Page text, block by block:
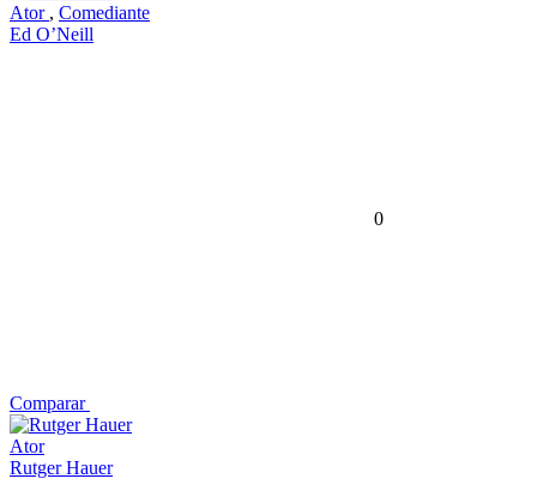
Ator , Comediante
Ed O’Neill
0
Comparar
Ator
Rutger Hauer